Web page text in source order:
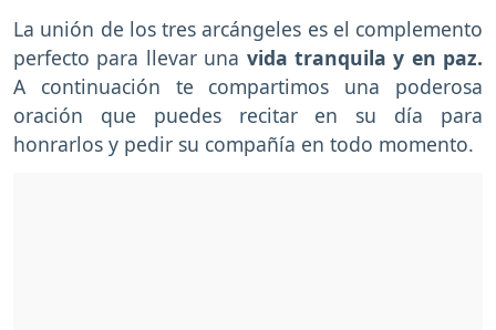
La unión de los tres arcángeles es el complemento
perfecto para llevar una vida tranquila y en paz.
A continuación te compartimos una poderosa
oración que puedes recitar en su día para
honrarlos y pedir su compañía en todo momento.